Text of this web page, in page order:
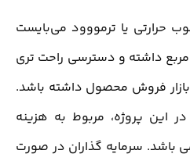
حرارتی یا ترمووود می‌بایست
۶ هزار متر مربع داشته و دسترسی راحت تری
فروش محصول داشته باشد.
این پروژه، مربوط به هزینه
باشد. سرمایه گذاران در صورت